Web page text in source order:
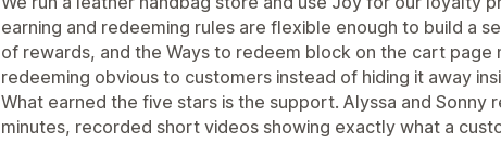
earning and redeeming rules are flexible enough to build a
of rewards, and the Ways to redeem block on the cart page
redeeming obvious to customers instead of hiding it away
What earned the five stars is the support. Alyssa and Sonny
minutes, recorded short videos showing exactly what a